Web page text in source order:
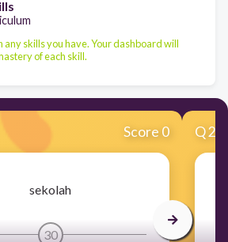
any skills you have. Your dashboard will
of each skill.
Score 0
sekolah
30
Q2